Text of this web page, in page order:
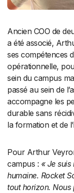
Ancien COO de
a été associé,
ses compétences
opérationnelle,
sein du campus
passé au sein de
accompagne les
durable sans
la formation et de
Pour Arthur
campus : « Je
humaine. Rocket
tout horizon. Nous